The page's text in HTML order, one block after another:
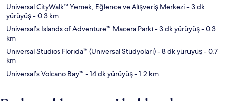
Universal CityWalk™ Yemek, Eğlence ve Alışveriş Merkezi- 3 dk
yürüyüş- 0.3 km
Universal’s Islands of Adventure™ Macera Parkı- 3 dk yürüyüş- 0.3
km
Universal Studios Florida™ (Universal Stüdyoları)- 8 dk yürüyüş- 0.7
km
Universal’s Volcano Bay™ - 14 dk yürüyüş- 1.2 km